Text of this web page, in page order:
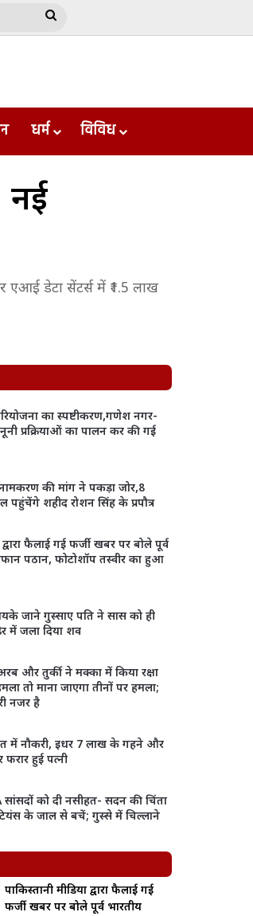
Search
धर्म विविध
नई
एआई डेटा सेंटर्स में ₹1.5 लाख
का स्पष्टीकरण,गणेश नगर-
प्रक्रियाओं का पालन कर की गई
की मांग ने पकड़ा जोर,8
पहुंचेंगे शहीद रोशन सिंह के प्रपौत्र
द्वारा फैलाई गई फर्जी खबर पर बोले पूर्व
पठान, फोटोशॉप तस्वीर का हुआ
जाने गुस्साए पति ने सास को ही
में जला दिया शव
और तुर्की ने मक्का में किया रक्षा
तो माना जाएगा तीनों पर हमला;
नजर है
में नौकरी, इधर 7 लाख के गहने और
हुई पत्नी
सांसदों को दी नसीहत- सदन की चिंता
के जाल से बचें; गुस्से में चिल्लाने
पाकिस्तानी मीडिया द्वारा फैलाई गई
फर्जी खबर पर बोले पूर्व भारतीय